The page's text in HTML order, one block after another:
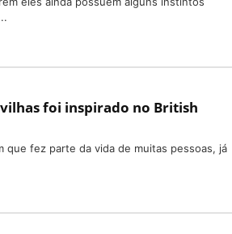
foi inspirado no British
que fez parte da vida de muitas pessoas, já